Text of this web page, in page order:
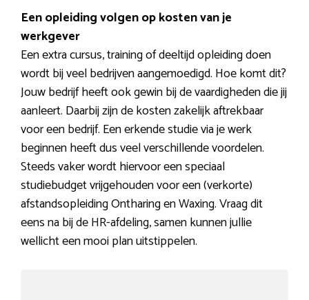
Een opleiding volgen op kosten van je
werkgever
Een extra cursus, training of deeltijd opleiding doen
wordt bij veel bedrijven aangemoedigd. Hoe komt dit?
Jouw bedrijf heeft ook gewin bij de vaardigheden die jij
aanleert. Daarbij zijn de kosten zakelijk aftrekbaar
voor een bedrijf. Een erkende studie via je werk
beginnen heeft dus veel verschillende voordelen.
Steeds vaker wordt hiervoor een speciaal
studiebudget vrijgehouden voor een (verkorte)
afstandsopleiding Ontharing en Waxing. Vraag dit
eens na bij de HR-afdeling, samen kunnen jullie
wellicht een mooi plan uitstippelen.